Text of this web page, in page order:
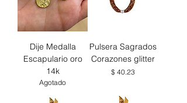
Dije Medalla
Escapulario oro
14k
Agotado
Pulsera Sagrados
Corazones glitter
Precio
$ 40.23